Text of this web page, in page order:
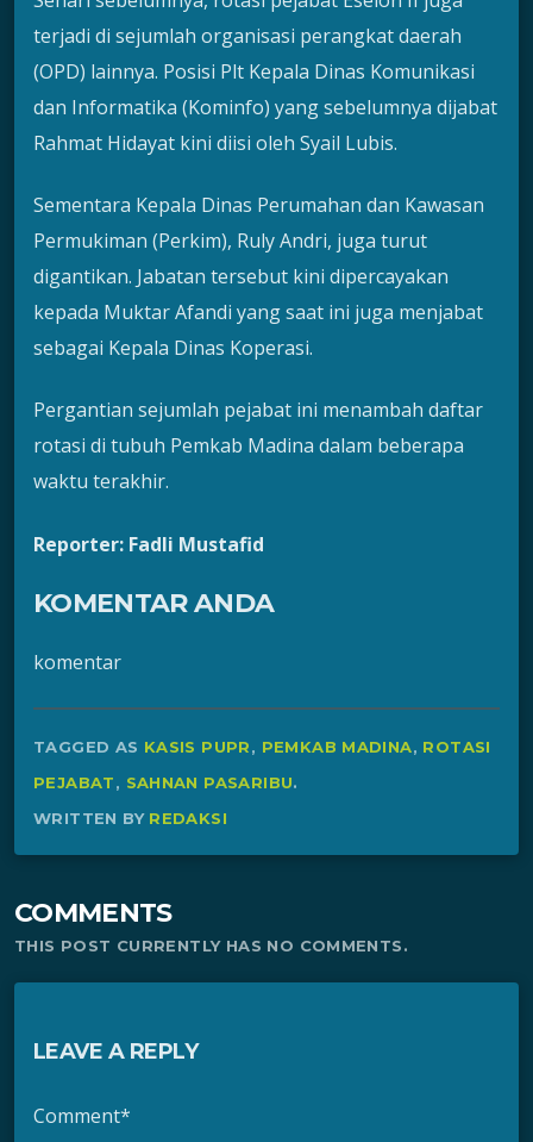
terjadi di sejumlah organisasi perangkat daerah
(OPD) lainnya. Posisi Plt Kepala Dinas Komunikasi
dan Informatika (Kominfo) yang sebelumnya dijabat
Rahmat Hidayat kini diisi oleh Syail Lubis.
Sementara Kepala Dinas Perumahan dan Kawasan
Permukiman (Perkim), Ruly Andri, juga turut
digantikan. Jabatan tersebut kini dipercayakan
kepada Muktar Afandi yang saat ini juga menjabat
sebagai Kepala Dinas Koperasi.
Pergantian sejumlah pejabat ini menambah daftar
rotasi di tubuh Pemkab Madina dalam beberapa
waktu terakhir.
Reporter: Fadli Mustafid
KOMENTAR ANDA
komentar
TAGGED AS KASIS PUPR, PEMKAB MADINA, ROTASI
PEJABAT, SAHNAN PASARIBU.
WRITTEN BY REDAKSI
COMMENTS
THIS POST CURRENTLY HAS NO COMMENTS.
LEAVE A REPLY
Comment*